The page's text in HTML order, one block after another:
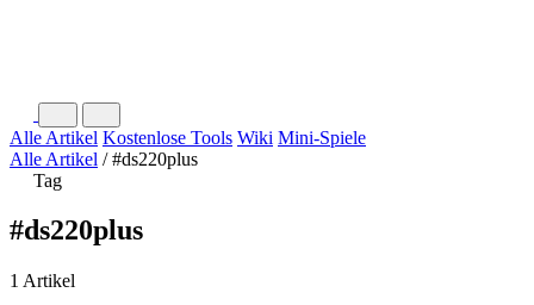
Alle Artikel Kostenlose Tools Wiki Mini-Spiele
Alle Artikel / #ds220plus
Tag
#ds220plus
1 Artikel